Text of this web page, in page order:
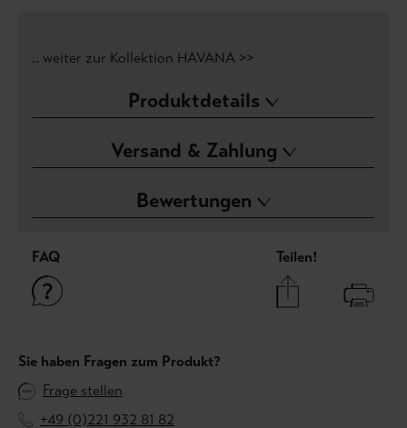
.. weiter zur Kollektion HAVANA >>
Produktdetails
Versand & Zahlung
Bewertungen
FAQ Teilen!
Sie haben Fragen zum Produkt?
Frage stellen
+49 (0)221 932 81 82